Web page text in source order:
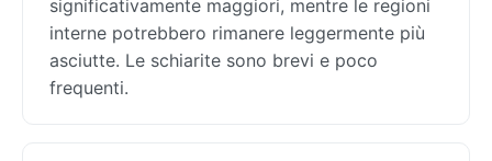
significativamente maggiori, mentre le regioni
interne potrebbero rimanere leggermente più
asciutte. Le schiarite sono brevi e poco
frequenti.